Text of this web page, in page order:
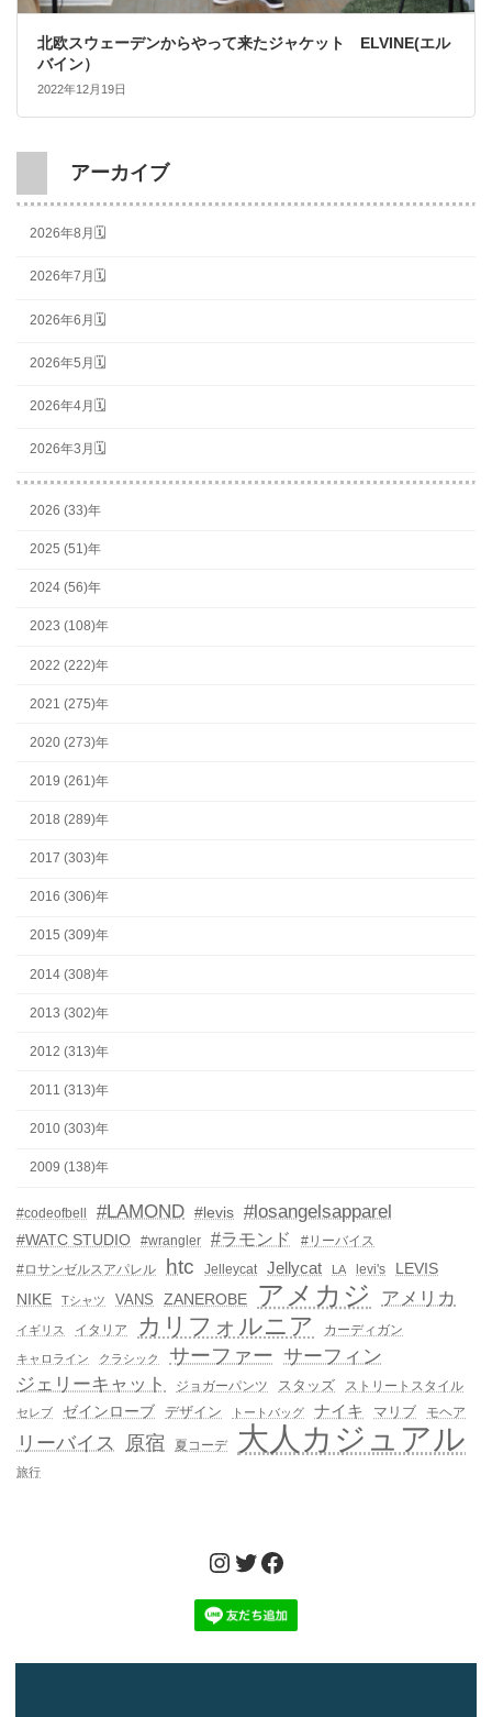
北欧スウェーデンからやって来たジャケット ELVINE(エル
バイン）
2022年12月19日
アーカイブ
2026年8月🗓
2026年7月🗓
2026年6月🗓
2026年5月🗓
2026年4月🗓
2026年3月🗓
2026 (33)年
2025 (51)年
2024 (56)年
2023 (108)年
2022 (222)年
2021 (275)年
2020 (273)年
2019 (261)年
2018 (289)年
2017 (303)年
2016 (306)年
2015 (309)年
2014 (308)年
2013 (302)年
2012 (313)年
2011 (313)年
2010 (303)年
2009 (138)年
#codeofbell #LAMOND #levis #losangelsapparel
#WATC STUDIO #wrangler #ラモンド
#リーバイス
#ロサンゼルスアパレル
htc Jelleycat Jellycat LA levi's
LEVIS
NIKE
Tシャツ VANS ZANEROBE アメカジ アメリカ
イギリス イタリア カリフォルニア カーディガン
キャロライン クラシック サーファー サーフィン
ジェリーキャット
ジョガーパンツ スタッズ ストリートスタイル
セレブ ゼインローブ デザイン トートバッグ ナイキ マリブ モヘア
リーバイス 原宿 夏コーデ 大人カジュアル
旅行
Instagram
Twitter
Facebook